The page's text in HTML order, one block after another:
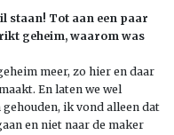
staan! Tot aan een paar
geheim, waarom was
meer, zo hier en daar
En laten we wel
ik vond alleen dat
en niet naar de maker